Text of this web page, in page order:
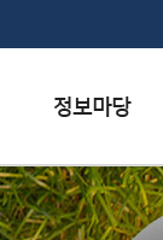
서식자료실